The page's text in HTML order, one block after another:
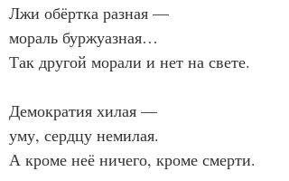
Лжи обёртка разная —
мораль буржуазная…
Так другой морали и нет на свете.
Демократия хилая —
уму, сердцу немилая.
А кроме неё ничего, кроме смерти.